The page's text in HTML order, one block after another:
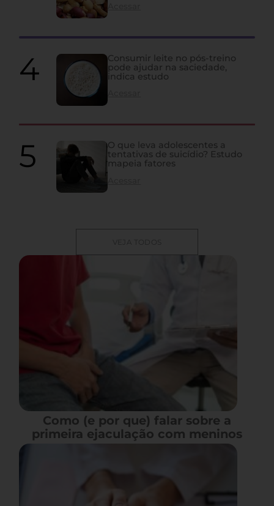
Consumir leite no pós-treino
pode ajudar na saciedade,
indica estudo
O que leva adolescentes a
tentativas de suicídio? Estudo
mapeia fatores
VEJA TODOS
Como (e por que) falar sobre a
primeira ejaculação com meninos